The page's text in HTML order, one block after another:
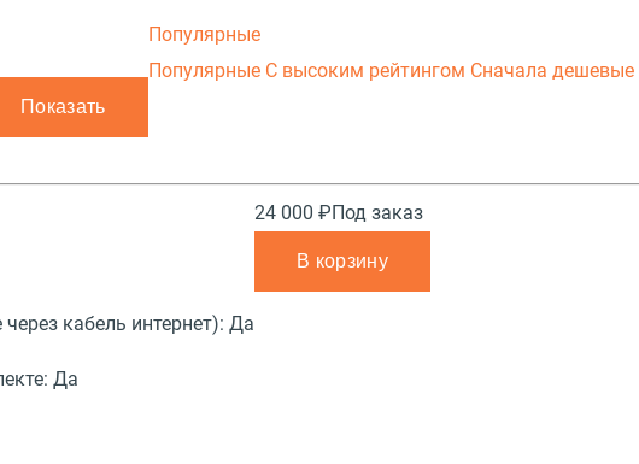
Популярные
Популярные С высоким рейтингом Сначала дешевые
кабель интернет): Да
Да
24 000 ₽Под заказ
В корзину